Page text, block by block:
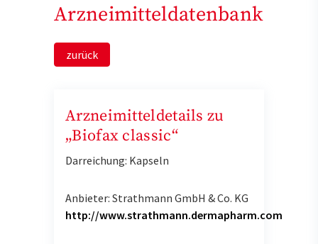
Arzneimitteldatenbank
zurück
Arzneimitteldetails zu
„Biofax classic“
Darreichung: Kapseln
Anbieter: Strathmann GmbH & Co. KG
http://www.strathmann.dermapharm.com